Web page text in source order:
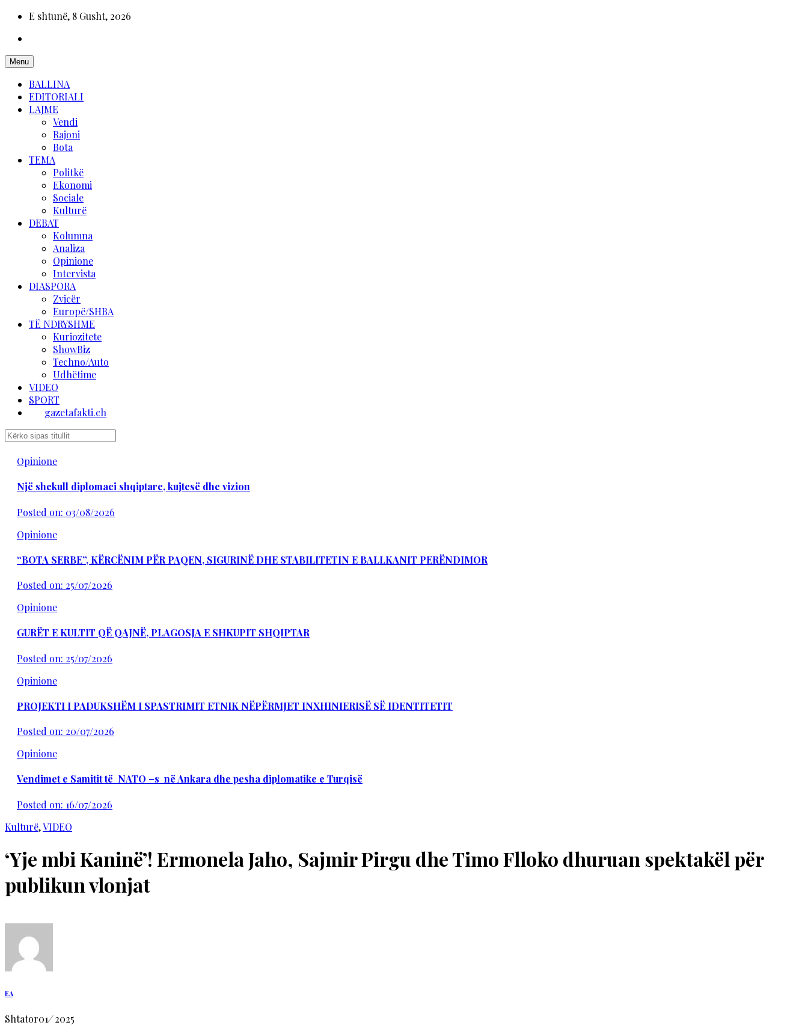
E shtunë, 8 Gusht, 2026
Menu
BALLINA
EDITORIALI
LAJME
Vendi
Rajoni
Bota
TEMA
Politkë
Ekonomi
Sociale
Kulturë
DEBAT
Kolumna
Analiza
Opinione
Intervista
DIASPORA
Zvicër
Europë/SHBA
TË NDRYSHME
Kuriozitete
ShowBiz
Techno/Auto
Udhëtime
VIDEO
SPORT
gazetafakti.ch
Opinione
Një shekull diplomaci shqiptare, kujtesë dhe vizion
Posted on: 03/08/2026
Opinione
“BOTA SERBE”, KËRCËNIM PËR PAQEN, SIGURINË DHE STABILITETIN E BALLKANIT PERËNDIMOR
Posted on: 25/07/2026
Opinione
GURËT E KULTIT QË QAJNË, PLAGOSJA E SHKUPIT SHQIPTAR
Posted on: 25/07/2026
Opinione
PROJEKTI I PADUKSHËM I SPASTRIMIT ETNIK NËPËRMJET INXHINIERISË SË IDENTITETIT
Posted on: 20/07/2026
Opinione
Vendimet e Samitit të NATO –s në Ankara dhe pesha diplomatike e Turqisë
Posted on: 16/07/2026
Kulturë,VIDEO
‘Yje mbi Kaninë’! Ermonela Jaho, Sajmir Pirgu dhe Timo Flloko dhuruan spektakël për
publikun vlonjat
EA
Shtator01/2025